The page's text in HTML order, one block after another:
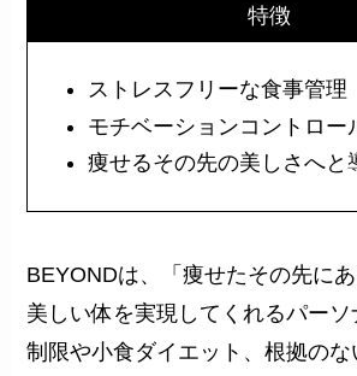
特徴
ストレスフリーな食事管理
モチベーションコントロー
痩せるその先の美しさへと
BEYONDは、「痩せたその先にあ
美しい体を実現してくれるパー
制限や小食ダイエット、根拠の